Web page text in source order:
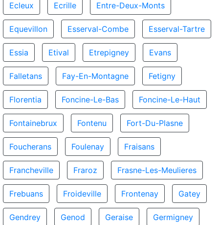
Ecleux Ecrille Entre-Deux-Monts
Equevillon Esserval-Combe Esserval-Tartre
Essia Etival Etrepigney Evans
Falletans Fay-En-Montagne Fetigny
Florentia Foncine-Le-Bas Foncine-Le-Haut
Fontainebrux Fontenu Fort-Du-Plasne
Foucherans Foulenay Fraisans
Francheville Fraroz Frasne-Les-Meulieres
Frebuans Froideville Frontenay Gatey
Gendrey Genod Geraise Germigney